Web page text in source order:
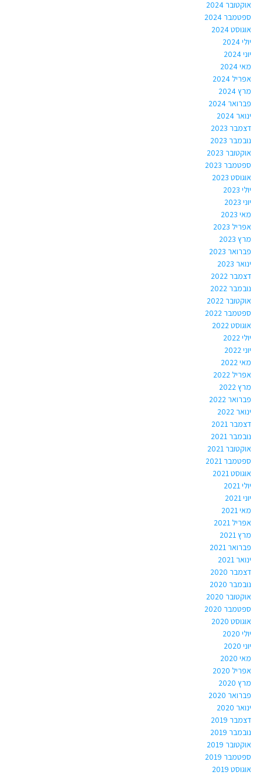
אוקטובר 2024
ספטמבר 2024
אוגוסט 2024
יולי 2024
יוני 2024
מאי 2024
אפריל 2024
מרץ 2024
פברואר 2024
ינואר 2024
דצמבר 2023
נובמבר 2023
אוקטובר 2023
ספטמבר 2023
אוגוסט 2023
יולי 2023
יוני 2023
מאי 2023
אפריל 2023
מרץ 2023
פברואר 2023
ינואר 2023
דצמבר 2022
נובמבר 2022
אוקטובר 2022
ספטמבר 2022
אוגוסט 2022
יולי 2022
יוני 2022
מאי 2022
אפריל 2022
מרץ 2022
פברואר 2022
ינואר 2022
דצמבר 2021
נובמבר 2021
אוקטובר 2021
ספטמבר 2021
אוגוסט 2021
יולי 2021
יוני 2021
מאי 2021
אפריל 2021
מרץ 2021
פברואר 2021
ינואר 2021
דצמבר 2020
נובמבר 2020
אוקטובר 2020
ספטמבר 2020
אוגוסט 2020
יולי 2020
יוני 2020
מאי 2020
אפריל 2020
מרץ 2020
פברואר 2020
ינואר 2020
דצמבר 2019
נובמבר 2019
אוקטובר 2019
ספטמבר 2019
אוגוסט 2019